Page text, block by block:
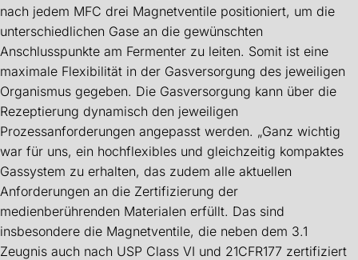
nach jedem MFC drei Magnetventile positioniert, um die
unterschiedlichen Gase an die gewünschten
Anschlusspunkte am Fermenter zu leiten. Somit ist eine
maximale Flexibilität in der Gasversorgung des jeweiligen
Organismus gegeben. Die Gasversorgung kann über die
Rezeptierung dynamisch den jeweiligen
Prozessanforderungen angepasst werden. „Ganz wichtig
war für uns, ein hochflexibles und gleichzeitig kompaktes
Gassystem zu erhalten, das zudem alle aktuellen
Anforderungen an die Zertifizierung der
medienberührenden Materialen erfüllt. Das sind
insbesondere die Magnetventile, die neben dem 3.1
Zeugnis auch nach USP Class VI und 21CFR177 zertifiziert